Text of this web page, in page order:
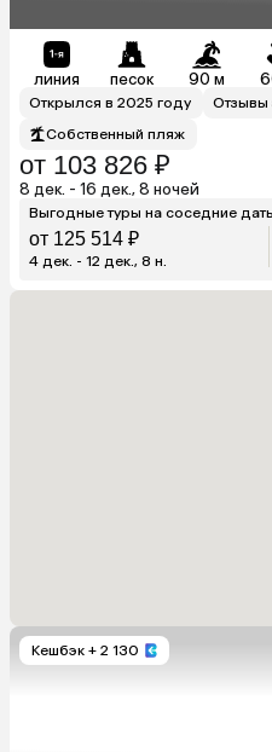
линия песок 90 м
Открылся в 2025 году
Отзывы
Собственный пляж
от 103 826 ₽
8 дек. - 16 дек., 8 ночей
Выгодные туры на соседние
от 125 514 ₽
4 дек. - 12 дек., 8 н.
Кешбэк + 2 130